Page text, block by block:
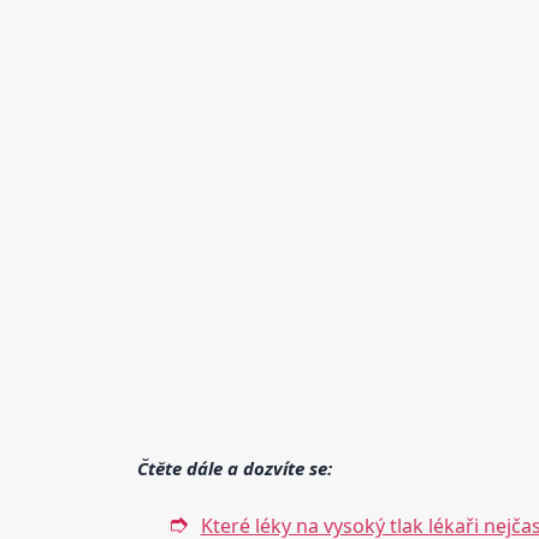
Čtěte dále a dozvíte se:
Které léky na vysoký tlak lékaři